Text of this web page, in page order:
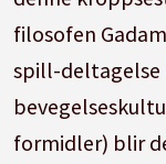
filosofen
spill-
formidler) blir